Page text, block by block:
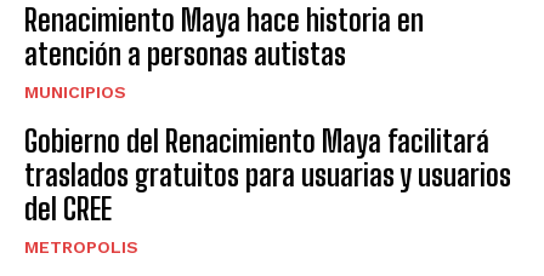
Renacimiento Maya hace historia en
atención a personas autistas
MUNICIPIOS
Gobierno del Renacimiento Maya facilitará
traslados gratuitos para usuarias y usuarios
del CREE
METROPOLIS